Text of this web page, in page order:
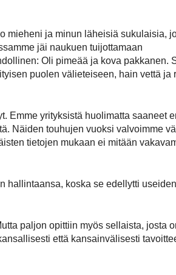
mieheni ja minun läheisiä sukulaisia,
jäi naukuen tuijottamaan
Oli pimeää ja kova pakkanen.
puolen välieteiseen, hain vettä ja
Emme yrityksistä huolimatta saaneet
Näiden touhujen vuoksi valvoimme
tietojen mukaan ei mitään
hallintaansa, koska se edellytti useiden
paljon opittiin myös sellaista, josta
että kansainvälisesti